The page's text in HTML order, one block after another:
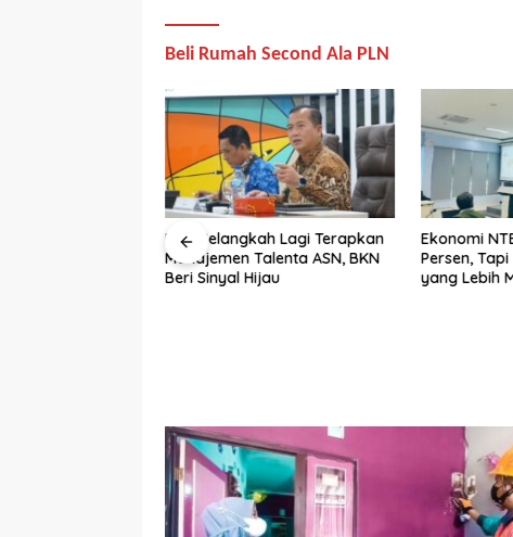
Beli Rumah Second Ala PLN
NTB Selangkah Lagi Terapkan
Manajemen Talenta ASN, BKN
Beri Sinyal Hijau
Ekonomi
Persen,
yang Lebih